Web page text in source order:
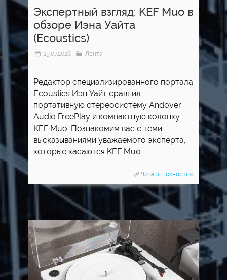
Экспертный взгляд: KEF Muo в
обзоре Иэна Уайта
(Ecoustics)
15.07.2026 Лента
Редактор специализированного портала
Ecoustics Иэн Уайт сравнил
портативную стереосистему Andover
Audio FreePlay и компактную колонку
KEF Muo. Познакомим вас с теми
высказываниями уважаемого эксперта,
которые касаются KEF Muo.
Читать полностью